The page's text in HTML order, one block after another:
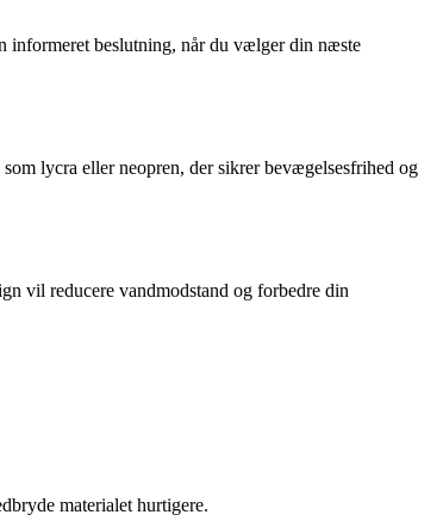
informeret beslutning, når du vælger din næste
lycra eller neopren, der sikrer bevægelsesfrihed og
vil reducere vandmodstand og forbedre din
materialet hurtigere.